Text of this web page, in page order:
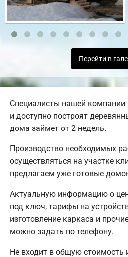
Перейти в
Специалисты нашей
и доступно построят
дома займет от 2 недель.
Производство необходимых
осуществляться на участке
предлагаем уже готовые
Актуальную информацию о
под ключ, тарифы на
изготовление каркаса и
можно задать по телефону.
Не входит в общую стоимость